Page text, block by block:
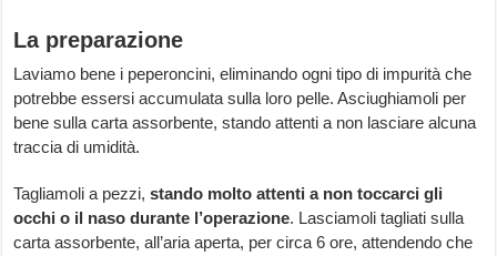
La preparazione
Laviamo bene i peperoncini, eliminando ogni tipo di impurità che
potrebbe essersi accumulata sulla loro pelle. Asciughiamoli per
bene sulla carta assorbente, stando attenti a non lasciare alcuna
traccia di umidità.
Tagliamoli a pezzi,stando molto attenti a non toccarci gli
occhi o il naso durante l’operazione. Lasciamoli tagliati sulla
carta assorbente, all’aria aperta, per circa 6 ore, attendendo che